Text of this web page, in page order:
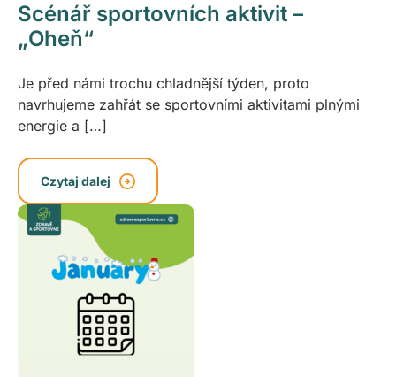
Scénář sportovních aktivit –
„Oheň“
Je před námi trochu chladnější týden, proto
navrhujeme zahřát se sportovními aktivitami plnými
energie a […]
Czytaj dalej